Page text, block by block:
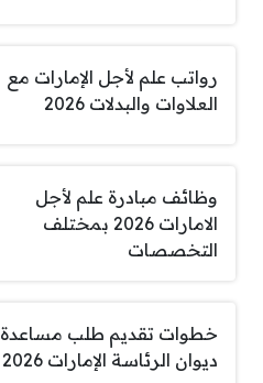
رواتب علم لأجل الإمارات مع
العلاوات والبدلات 2026
وظائف مبادرة علم لأجل
الامارات 2026 بمختلف
التخصصات
خطوات تقديم طلب مساعدة
ديوان الرئاسة الإمارات 2026